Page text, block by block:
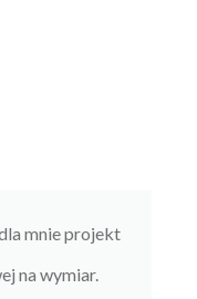
mnie projekt
na wymiar.